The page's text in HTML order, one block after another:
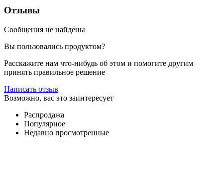
Отзывы
Сообщения не найдены
Вы пользовались продуктом?
Расскажите нам что-нибудь об этом и помогите другим
принять правильное решение
Написать отзыв
Возможно, вас это заинтересует
Распродажа
Популярное
Недавно просмотренные